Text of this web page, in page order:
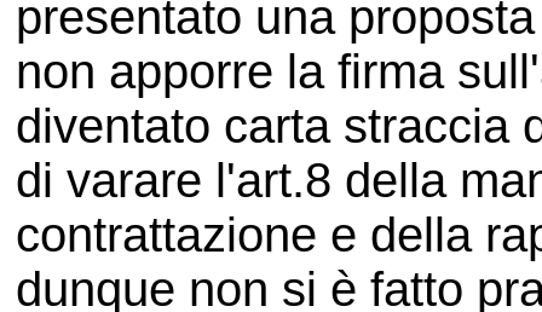
presentato una
non apporre la firma
diventato carta straccia
di varare l'art.8 della
contrattazione e della
dunque non si è fatto